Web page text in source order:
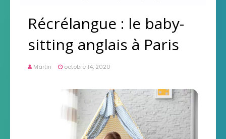
Récrélangue : le baby-
sitting anglais à Paris
Martin octobre 14, 2020